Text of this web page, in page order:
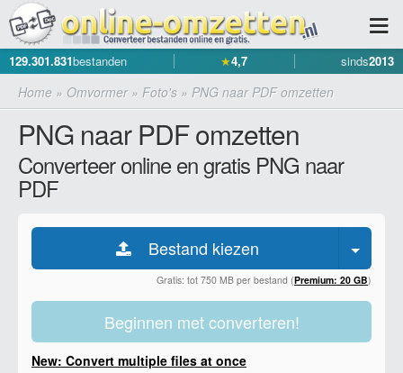
129.301.831bestanden ★4,7 sinds2013
Home » Omvormer» Foto's » PNG naar PDF omzetten
PNG naar PDF omzetten
Converteer online en gratis PNG naar
PDF
Bestand kiezen
Gratis: tot 750 MB per bestand (Premium: 20 GB)
Beginnen met converteren!
New: Convert multiple files at once